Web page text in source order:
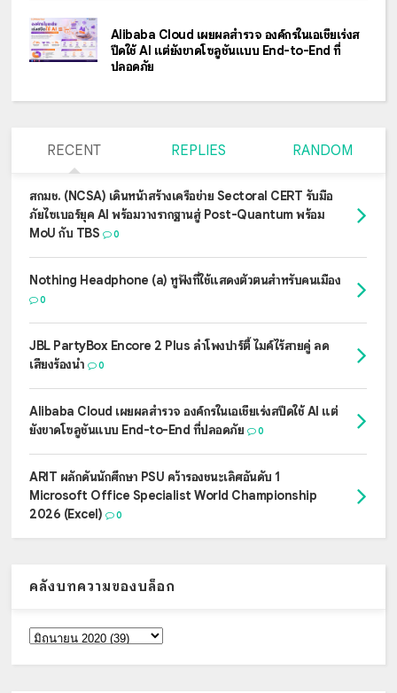
Alibaba Cloud เผยผลสำรวจ องค์กรในเอเชียเร่งส
ปีดใช้ AI แต่ยังขาดโซลูชันแบบ End-to-End ที่
ปลอดภัย
RECENT REPLIES RANDOM
สกมช. (NCSA) เดินหน้าสร้างเครือข่าย Sectoral CERT รับมือ
ภัยไซเบอร์ยุค AI พร้อมวางรากฐานสู่ Post-Quantum พร้อม
MoU กับ TBS
0
Nothing Headphone (a) หูฟังที่ใช้แสดงตัวตนสำหรับคนเมือง
0
JBL PartyBox Encore 2 Plus ลำโพงปาร์ตี้ ไมค์ไร้สายคู่ ลด
เสียงร้องนำ
0
Alibaba Cloud เผยผลสำรวจ องค์กรในเอเชียเร่งสปีดใช้ AI แต่
ยังขาดโซลูชันแบบ End-to-End ที่ปลอดภัย
0
ARIT ผลักดันนักศึกษา PSU คว้ารองชนะเลิศอันดับ 1
Microsoft Office Specialist World Championship
2026 (Excel)
0
คลังบทความของบล็อก